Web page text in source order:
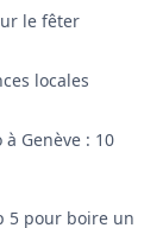
le fêter
locales
Genève : 10
5 pour boire un